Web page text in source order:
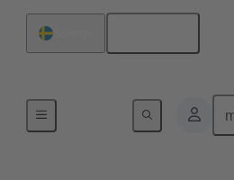
Förbindning moderkort till